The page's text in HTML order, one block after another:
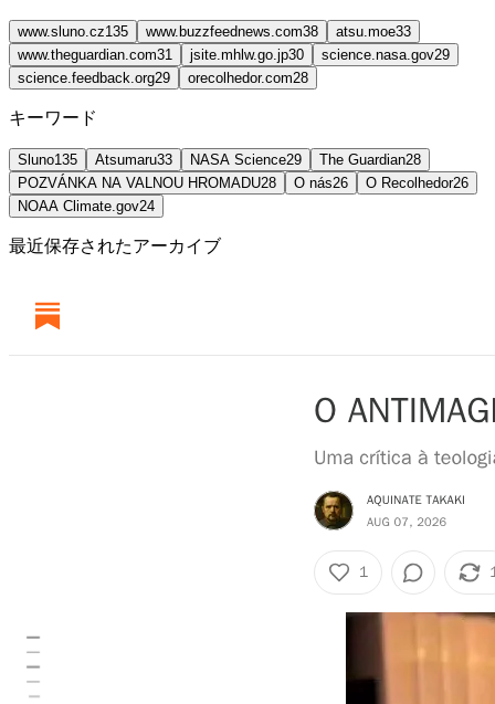
www.sluno.cz135 www.buzzfeednews.com38 atsu.moe33
www.theguardian.com31 jsite.mhlw.go.jp30 science.nasa.gov29
science.feedback.org29 orecolhedor.com28
キーワード
Sluno135 Atsumaru33 NASA Science29 The Guardian28
POZVÁNKA NA VALNOU HROMADU28 O nás26 O Recolhedor26
NOAA Climate.gov24
最近保存されたアーカイブ